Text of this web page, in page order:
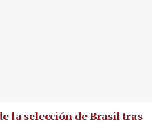
la selección de Brasil tras